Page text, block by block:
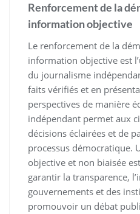
Renforcement de la
information objective
Le renforcement de la
information objective est
du journalisme
faits vérifiés et en
perspectives de manière
indépendant permet aux
décisions éclairées et de
processus démocratique.
objective et non biaisée
garantir la transparence,
gouvernements et des
promouvoir un débat